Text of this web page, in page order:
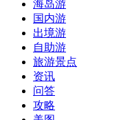
海岛游
国内游
出境游
自助游
旅游景点
资讯
问答
攻略